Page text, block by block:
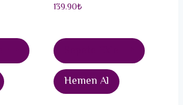
139.90₺
Hemen Al